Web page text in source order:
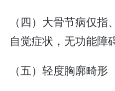
（四）大骨节病仅
自觉症状，无功能障
（五）轻度胸廓畸形